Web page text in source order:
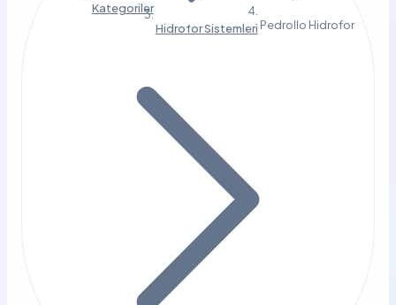
Kategoriler
Hidrofor Sistemleri Pedrollo Hidrofor